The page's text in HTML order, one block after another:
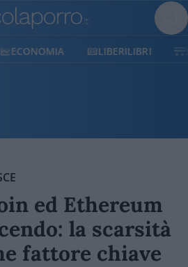
SHOP SOSTIENICI
ed Ethereum
la scarsità
fattore chiave